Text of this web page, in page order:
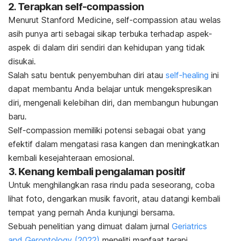
2. Terapkan self-compassion
Menurut Stanford Medicine, self-compassion atau welas
asih punya arti sebagai sikap terbuka terhadap aspek-
aspek di dalam diri sendiri dan kehidupan yang tidak
disukai.
Salah satu bentuk penyembuhan diri atau self-healing ini
dapat membantu Anda belajar untuk mengekspresikan
diri, mengenali kelebihan diri, dan membangun hubungan
baru.
Self-compassion memiliki potensi sebagai obat yang
efektif dalam mengatasi rasa kangen dan meningkatkan
kembali kesejahteraan emosional.
3. Kenang kembali pengalaman positif
Untuk menghilangkan rasa rindu pada seseorang, coba
lihat foto, dengarkan musik favorit, atau datangi kembali
tempat yang pernah Anda kunjungi bersama.
Sebuah penelitian yang dimuat dalam jurnal Geriatrics